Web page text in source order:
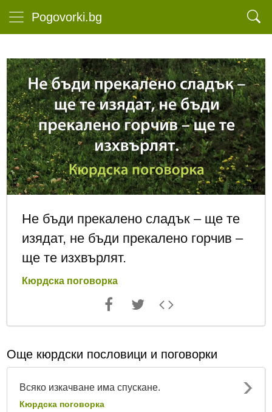
Pogovorki.bg
Не бъди прекалено сладък – ще те
изядат, не бъди прекалено горчив –
ще те изхвърлят.
Кюрдска поговорка
Още кюрдски пословици и поговорки
Всяко изкачване има спускане.
Кюрдска поговорка